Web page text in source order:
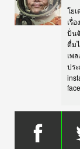
โย
เรื่
ปั่น
ดื่ม
เพ
ปร